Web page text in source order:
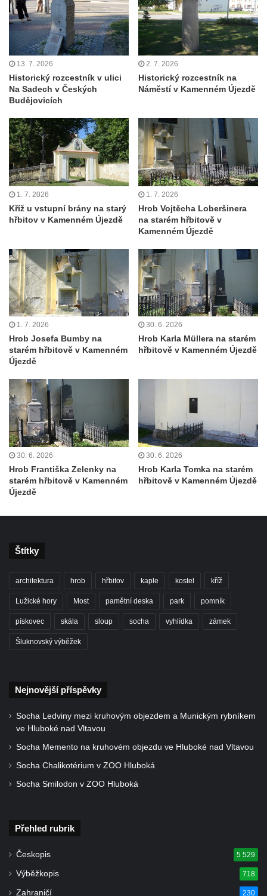
náměstí v Trutnově
Kašna Hygie na budově radnice na Horním
náměstí v Olomouci
Herkulova kašna na Horním náměstí v
Olomouci
Jupiterova kašna na Dolním náměstí v
Olomouci
Kašna na Masarykově náměstí ve Vyškově
Zpívající fontána na Masarykově náměstí v
Hodoníně
Kašna Ptačí napajedlo na Lázeňském
náměstí v Teplicích
Kašna v parku na Lázeňském náměstí u
Fontána Pampeliška v parku u Císařských
lázní v Teplicích
Kašna na Laubeho náměstí u Císařských
lázní v Teplicích
Porcelánová kašna na křižovatce u
Krušnohorského divadla v Teplicích
Kašna v parku před kostelem
Neposkvrněného početí Panny Marie v
Dubí
Kašna na nádvoří Tereziných lázní v Dubí
Kašna u Nerudovy studánky v Běhánkách
Vodní kaskáda pod schodištěm u jižní
Kašna na severním nádvoří zámku v
Kašna před pavilonem Říp v lázeňském
parku ve Mšeném-lázně
Jezírko s vodotryskem v Zámeckém parku v
Litvínově
Kašna na Masarykově náměstí v Litvínově
Fontána před kolonádou Rudolfova a
Karolinina pramene v Mariánských Lázních
Zpívající fontána v Mariánských Lázních
13. 7. 2026
Historický rozcestník v ulici
Na Sadech v Českých
Budějovicích
2. 7. 2026
Historický rozcestník na
Náměstí v Kamenném Újezdě
1. 7. 2026
Kříž u vstupní brány na starý
hřbitov v Kamenném Újezdě
1. 7. 2026
Hrob Vojtěcha Loberšinera
na starém hřbitově v
Kamenném Újezdě
1. 7. 2026
Hrob Josefa Bumby na
starém hřbitově v Kamenném
Újezdě
30. 6. 2026
Hrob Karla Müllera na starém
hřbitově v Kamenném Újezdě
30. 6. 2026
Hrob Františka Zelenky na
starém hřbitově v Kamenném
Újezdě
30. 6. 2026
Hrob Karla Tomka na starém
hřbitově v Kamenném Újezdě
Štítky
architektura hrob hřbitov kaple kostel kříž
Lužické hory Most pamětní deska park pomník
pískovec skála sloup socha vyhlídka zámek
Šluknovský výběžek
Nejnovější příspěvky
Socha Ledviny mezi kruhovým objezdem a Munickým rybníkem
ve Hluboké nad Vltavou
Socha Memento na kruhovém objezdu ve Hluboké nad Vltavou
Socha Chalikotérium v ZOO Hluboká
Socha Smilodon v ZOO Hluboká
Přehled rubrik
Českopis 5 529
Výběžkopis 718
Zahraničí 230